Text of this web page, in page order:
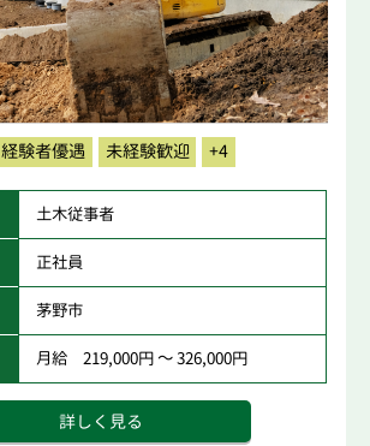
経験者優遇 未経験歓迎 +4
土木従事者
正社員
茅野市
月給 219,000円 ～ 326,000円
詳しく見る